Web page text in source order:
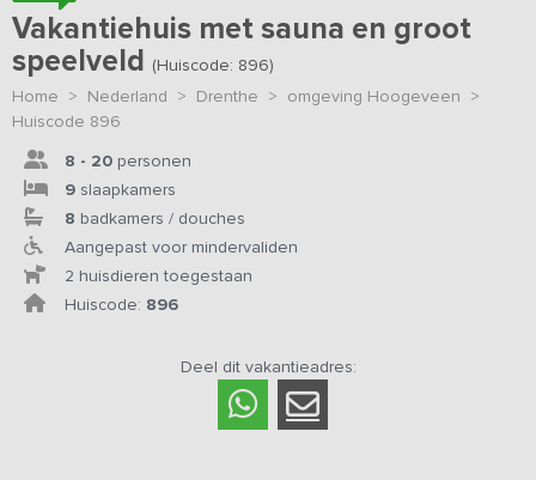
Vakantiehuis met sauna en groot
speelveld (Huiscode: 896)
Home > Nederland > Drenthe > omgeving Hoogeveen >
Huiscode 896
8 - 20 personen
9 slaapkamers
8 badkamers / douches
Aangepast voor mindervaliden
2 huisdieren toegestaan
Huiscode: 896
Deel dit vakantieadres: